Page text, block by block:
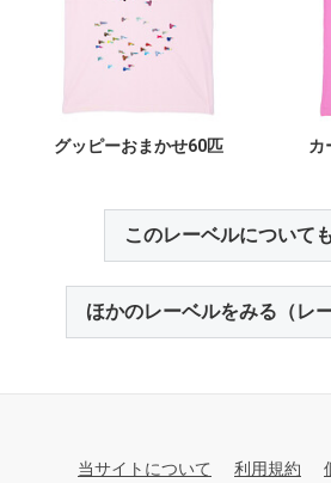
グッピーおまかせ60匹 カ
このレーベルについて
ほかのレーベルをみる（レ
当サイトについて 利用規約